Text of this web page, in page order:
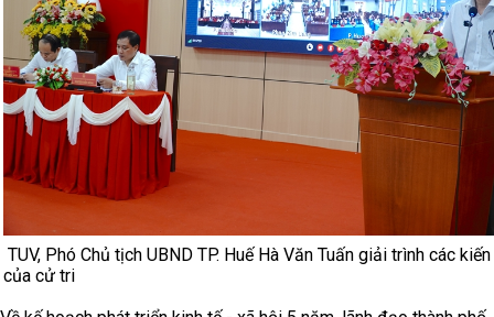
TUV, Phó Chủ tịch UBND TP. Huế Hà Văn Tuấn giải trình các
của cử tri